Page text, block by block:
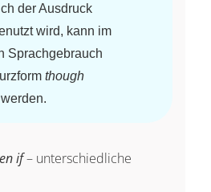
der Ausdruck
wird, kann im
Sprachgebrauch
though
if– unterschiedliche